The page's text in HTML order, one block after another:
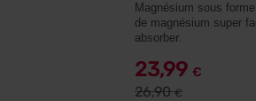
Magnésium sous
de magnésium super
absorber.
23,99 €
26,90€